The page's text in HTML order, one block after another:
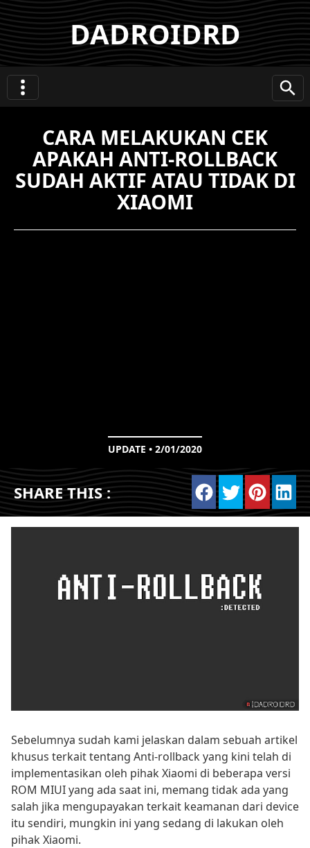
DADROIDRD
CARA MELAKUKAN CEK
APAKAH ANTI-ROLLBACK
SUDAH AKTIF ATAU TIDAK DI
XIAOMI
UPDATE • 2/01/2020
SHARE THIS :
Sebelumnya sudah kami jelaskan dalam sebuah artikel
khusus terkait tentang Anti-rollback yang kini telah di
implementasikan oleh pihak Xiaomi di beberapa versi
ROM MIUI yang ada saat ini, memang tidak ada yang
salah jika mengupayakan terkait keamanan dari device
itu sendiri, mungkin ini yang sedang di lakukan oleh
pihak Xiaomi.